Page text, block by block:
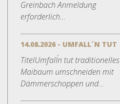
Greinbach Anmeldung
erforderlich...
14.08.2026 - UMFALL´N TUT
TitelUmfall´n tut traditionelles
Maibaum umschneiden mit
Dämmerschoppen und...